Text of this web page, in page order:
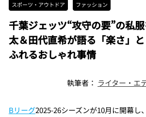
スポーツ・アウトドア ファッション
千葉ジェッツ“攻守の要”の私
太＆田代直希が語る「楽さ」
ふれるおしゃれ事情
執筆者： ライター・エ
Bリーグ2025-26シーズンが10月に開幕し